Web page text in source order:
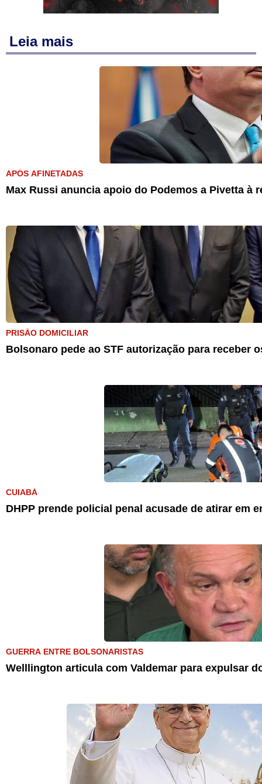
Leia mais
APÓS AFINETADAS
Max Russi anuncia apoio do Podemos a Pivetta à
PRISÃO DOMICILIAR
Bolsonaro pede ao STF autorização para receber
CUIABÁ
DHPP prende policial penal acusade de atirar em
GUERRA ENTRE BOLSONARISTAS
Welllington articula com Valdemar para expulsar